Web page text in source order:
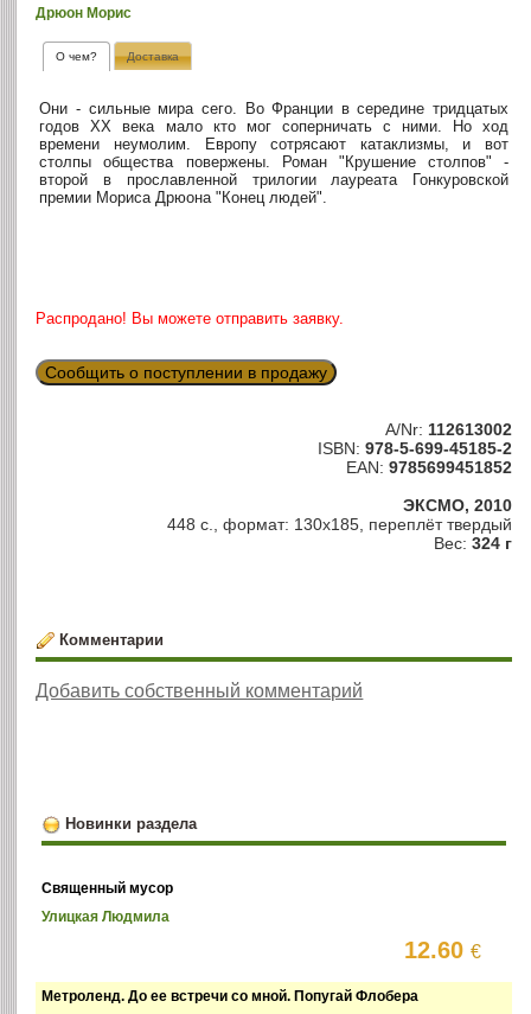
Дрюон Морис
О чем? Доставка
Они - сильные мира сего. Во Франции в середине тридцатых
годов XX века мало кто мог соперничать с ними. Но ход
времени неумолим. Европу сотрясают катаклизмы, и вот
столпы общества повержены. Роман "Крушение столпов" -
второй в прославленной трилогии лауреата Гонкуровской
премии Мориса Дрюона "Конец людей".
Распродано! Вы можете отправить заявку.
Сообщить о поступлении в продажу
A/Nr: 112613002
ISBN: 978-5-699-45185-2
EAN: 9785699451852
ЭКСМО, 2010
448 с., формат: 130х185, переплёт твердый
Вес: 324 г
Комментарии
Добавить собственный комментарий
Новинки раздела
Священный мусор
Улицкая Людмила
12.60€
Метроленд. До ее встречи со мной. Попугай Флобера